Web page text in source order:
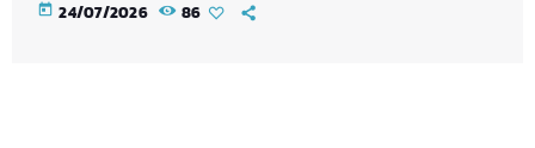
today 24/07/2026 86